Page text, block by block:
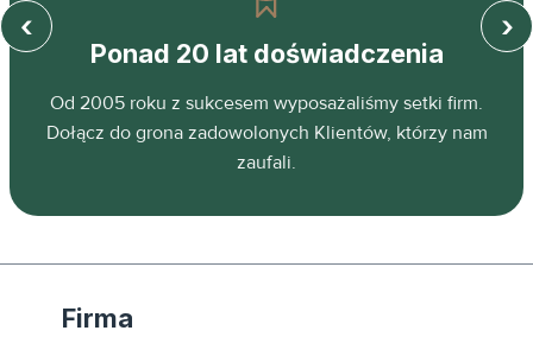
Ponad 20 lat doświadczenia
Od 2005 roku z sukcesem wyposażaliśmy setki firm.
Dołącz do grona zadowolonych Klientów, którzy nam
zaufali.
‹ ›
Firma